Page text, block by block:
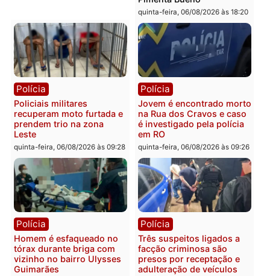
Polícia
Tragédia na BR-364:
colisão entre caminhão e
carro deixa quatro mortos
em Porto Velho
quinta-feira, 06/08/2026 às 20:51
Política
Ministro Dias Tofolli , do
TSE, determina
e processamento da
que pode levar à perda
mandato da prefeita de
Pimenta Bueno
quinta-feira, 06/08/2026 às
Polícia
Policiais militares
recuperam moto furtada e
prendem trio na zona
Leste
Polícia
Jovem é encontrado
na Rua dos Cravos e
é investigado pela
em RO